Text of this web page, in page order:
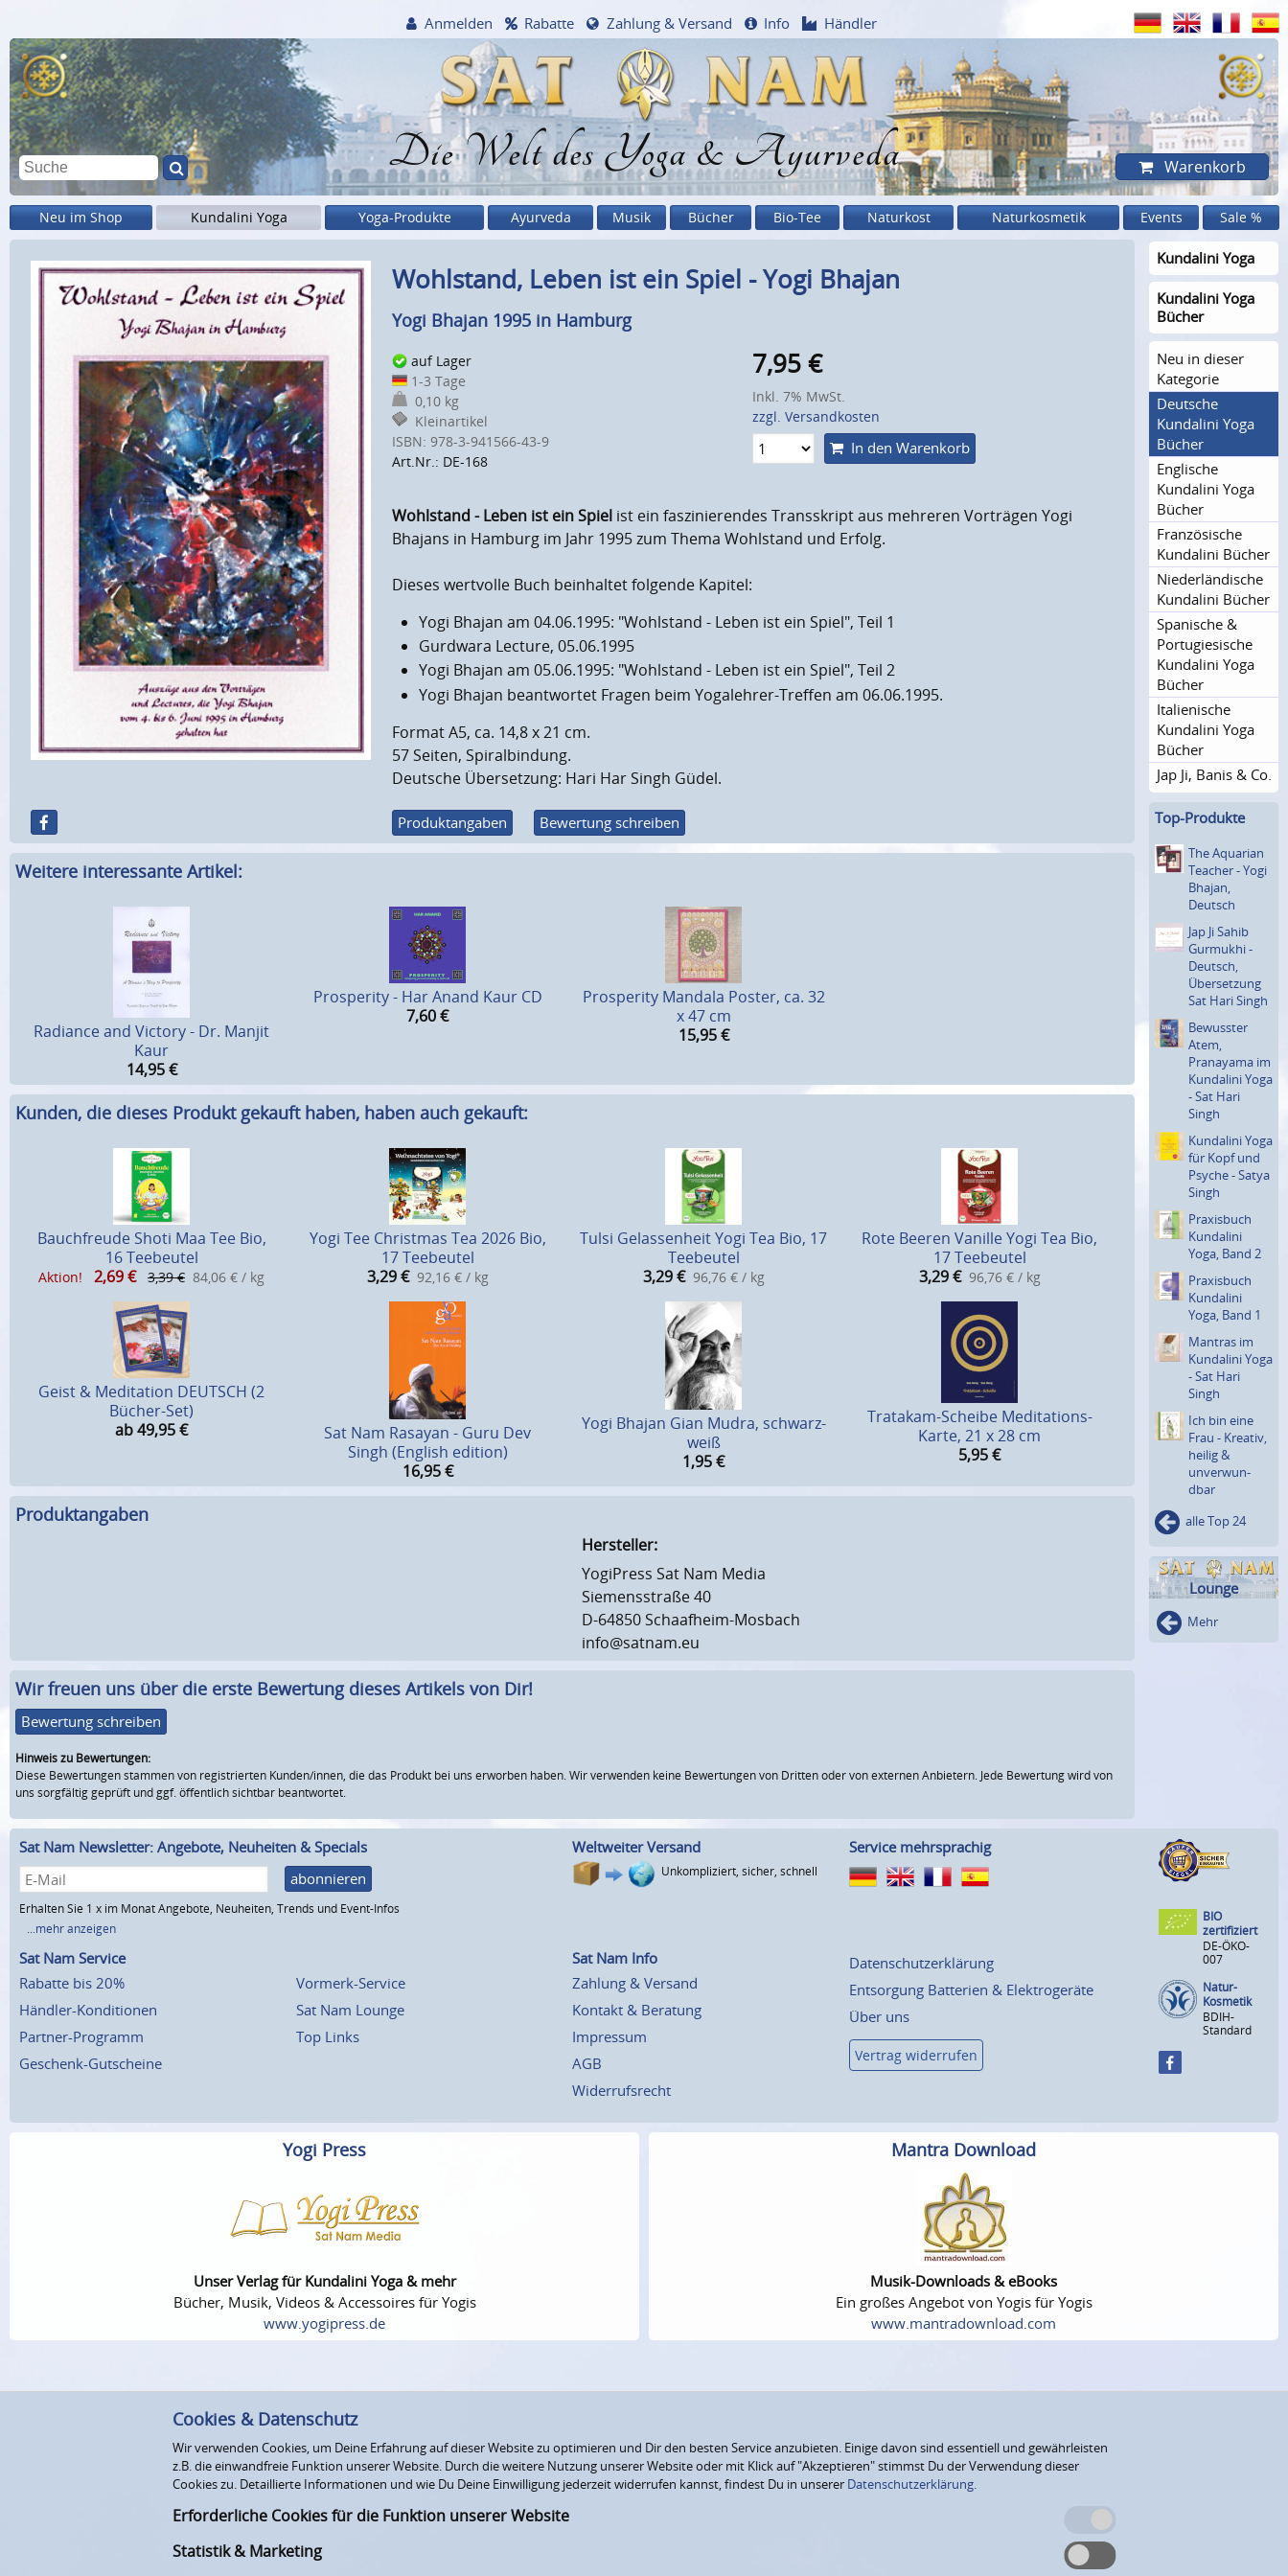
Die Welt des Yoga & Ayurveda
Anmelden Rabatte Zahlung & Versand Info Händler
Warenkorb
Neu im Shop Kundalini Yoga Yoga-Produkte Ayurveda Musik Bücher Bio-Tee Naturkost Naturkosmetik Events Sale %
Wohlstand, Leben ist ein Spiel - Yogi Bhajan
Yogi Bhajan 1995 in Hamburg
auf Lager
1-3 Tage
0,10 kg
Kleinartikel
ISBN: 978-3-941566-43-9
Art.Nr.: DE-168
7,95€
Inkl. 7% MwSt.
zzgl. Versandkosten
In den Warenkorb
Wohlstand - Leben ist ein Spielist ein faszinierendes Transskript aus mehreren Vorträgen Yogi
Bhajans in Hamburg im Jahr 1995 zum Thema Wohlstand und Erfolg.
Dieses wertvolle Buch beinhaltet folgende Kapitel:
Yogi Bhajan am 04.06.1995: "Wohlstand - Leben ist ein Spiel", Teil 1
Gurdwara Lecture, 05.06.1995
Yogi Bhajan am 05.06.1995: "Wohlstand - Leben ist ein Spiel", Teil 2
Yogi Bhajan beantwortet Fragen beim Yogalehrer-Treffen am 06.06.1995.
Format A5, ca. 14,8 x 21 cm.
57 Seiten, Spiralbindung.
Deutsche Übersetzung: Hari Har Singh Güdel.
Produktangaben Bewertung schreiben
Weitere interessante Artikel:
Radiance and Victory - Dr. Manjit
Kaur
14,95 €
Prosperity - Har Anand Kaur CD
7,60€
Prosperity Mandala Poster, ca. 32
x 47 cm
15,95 €
Kunden, die dieses Produkt gekauft haben, haben auch gekauft:
Bauchfreude Shoti Maa Tee Bio,
16 Teebeutel
Aktion! 2,69€ 3,39 € 84,06 € / kg
Yogi Tee Christmas Tea 2026 Bio,
17 Teebeutel
3,29 € 92,16 € / kg
Tulsi Gelassenheit Yogi Tea Bio, 17
Teebeutel
3,29 € 96,76 € / kg
Rote Beeren Vanille Yogi Tea Bio,
17 Teebeutel
3,29 € 96,76 € / kg
Geist & Meditation DEUTSCH (2
Bücher-Set)
ab 49,95€
Sat Nam Rasayan - Guru Dev
Singh (English edition)
16,95 €
Yogi Bhajan Gian Mudra, schwarz-
weiß
1,95€
Tratakam-Scheibe Meditations-
Karte, 21 x 28 cm
5,95€
Produktangaben
Hersteller:
YogiPress Sat Nam Media
Siemensstraße 40
D-64850 Schaafheim-Mosbach
info@satnam.eu
Wir freuen uns über die erste Bewertung dieses Artikels von Dir!
Bewertung schreiben
Hinweis zu Bewertungen:
Diese Bewertungen stammen von registrierten Kunden/innen, die das Produkt bei uns erworben haben. Wir verwenden keine Bewertungen von Dritten oder von externen Anbietern. Jede Bewertung wird von
uns sorgfältig geprüft und ggf. öffentlich sichtbar beantwortet.
Kundalini Yoga
Kundalini Yoga
Bücher
Neu in dieser
Kategorie
Deutsche
Kundalini Yoga
Bücher
Englische
Kundalini Yoga
Bücher
Französische
Kundalini Bücher
Niederlän­dische
Kundalini Bücher
Spanische &
Portugie­sische
Kundalini Yoga
Bücher
Italienische
Kundalini Yoga
Bücher
Jap Ji, Banis & Co.
Top-Produkte
The Aquarian
Teacher - Yogi
Bhajan,
Deutsch
Jap Ji Sahib
Gurmukhi -
Deutsch,
Überset­zung
Sat Hari Singh
Bewusster
Atem,
Pranayama im
Kundalini Yoga
- Sat Hari
Singh
Kundalini Yoga
für Kopf und
Psyche - Satya
Singh
Praxisbuch
Kundalini
Yoga, Band 2
Praxisbuch
Kundalini
Yoga, Band 1
Mantras im
Kundalini Yoga
- Sat Hari
Singh
Ich bin eine
Frau - Kreativ,
heilig &
unverwun­
dbar
alle Top 24
Lounge
Mehr
Sat Nam Newsletter: Angebote, Neuheiten & Specials
abonnieren
Erhalten Sie 1 x im Monat Angebote, Neuheiten, Trends und Event-Infos
...mehr anzeigen
Weltweiter Versand
Unkompliziert, sicher, schnell
Service mehrsprachig
Sat Nam Service
Rabatte bis 20%
Händler-Konditionen
Partner-Programm
Geschenk-Gutscheine
Vormerk-Service
Sat Nam Lounge
Top Links
Sat Nam Info
Zahlung & Versand
Kontakt & Beratung
Impressum
AGB
Widerrufsrecht
Datenschutzerklärung
Entsorgung Batterien & Elektrogeräte
Über uns
Vertrag widerrufen
BIO
zertifiziert
DE-ÖKO-
007
Natur-
Kosmetik
BDIH-
Standard
Yogi Press
Unser Verlag für Kundalini Yoga & mehr
Bücher, Musik, Videos & Accessoires für Yogis
www.yogipress.de
Mantra Download
Musik-Downloads & eBooks
Ein großes Angebot von Yogis für Yogis
www.mantradownload.com
Cookies & Datenschutz
Wir verwenden Cookies, um Deine Erfahrung auf dieser Website zu optimieren und Dir den besten Service anzubieten. Einige davon sind essentiell und gewährleisten
z.B. die einwandfreie Funktion unserer Website. Durch die weitere Nutzung unserer Website oder mit Klick auf "Akzeptieren" stimmst Du der Verwendung dieser
Cookies zu. Detaillierte Informationen und wie Du Deine Einwilligung jederzeit widerrufen kannst, findest Du in unserer Datenschutzerklärung.
Erforderliche Cookies für die Funktion unserer Website
Statistik & Marketing